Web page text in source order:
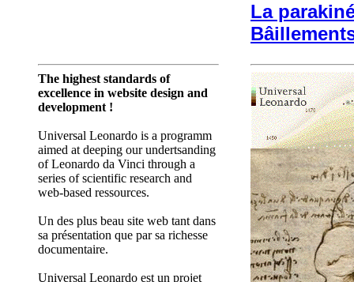
La
The highest standards of
excellence in website design and
development !
Universal Leonardo is a programm
aimed at deeping our undertsanding
of Leonardo da Vinci through a
series of scientific research and
web-based ressources.
Un des plus beau site web tant dans
sa présentation que par sa richesse
documentaire.
Universal Leonardo est un projet